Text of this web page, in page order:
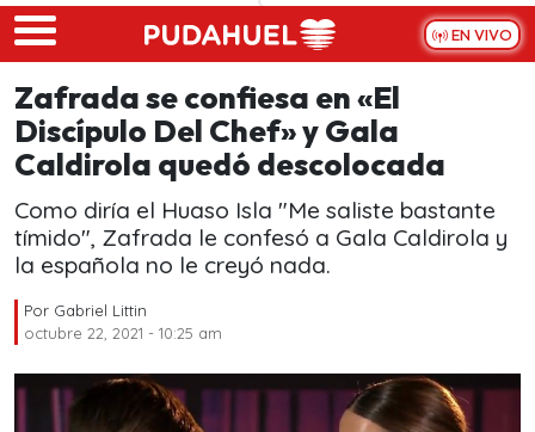
Skip to main content
EN VIVO
Zafrada se confiesa en «El
Discípulo Del Chef» y Gala
Caldirola quedó descolocada
Como diría el Huaso Isla "Me saliste bastante
tímido", Zafrada le confesó a Gala Caldirola y
la española no le creyó nada.
Por Gabriel Littin
octubre 22, 2021 - 10:25 am